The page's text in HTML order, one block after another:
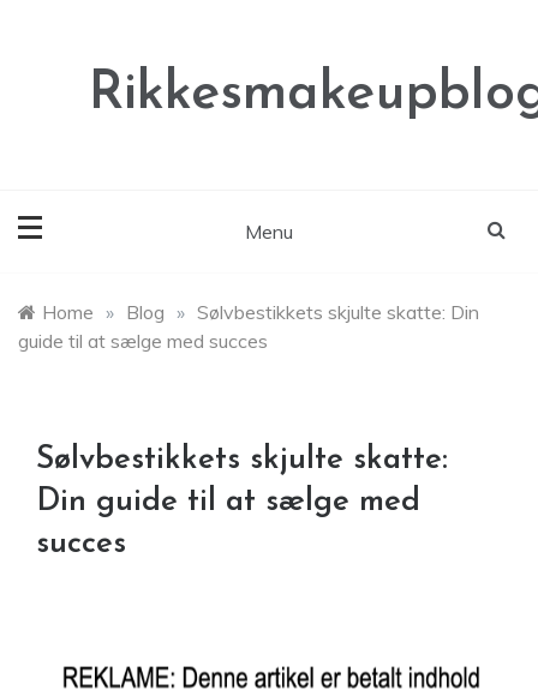
Menu
Home » Blog » Sølvbestikkets skjulte skatte: Din
guide til at sælge med succes
Sølvbestikkets skjulte skatte:
Din guide til at sælge med
succes